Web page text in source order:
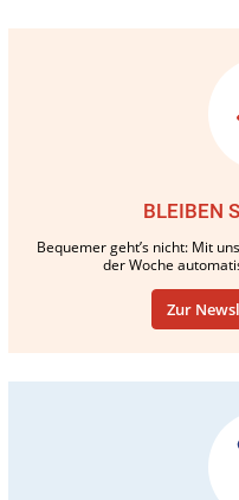
BLEIBEN
Bequemer geht’s nicht: Mit
der Woche
Zur